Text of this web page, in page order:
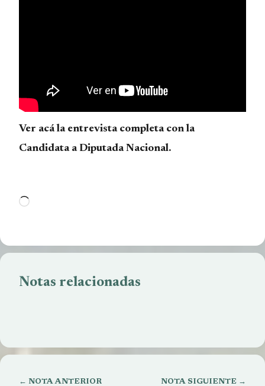
Ver acá la entrevista completa con la
Candidata a Diputada Nacional.
Cargando...
Notas relacionadas
Juez Rozanski califica al Gobierno Libertario como
← NOTA ANTERIOR NOTA SIGUIENTE →